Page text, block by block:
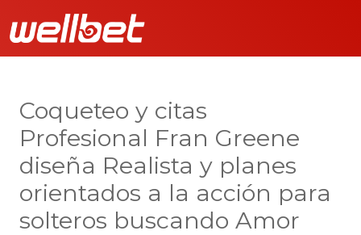
Coqueteo y citas
Profesional Fran Greene
diseña Realista y planes
orientados a la acción para
solteros buscando Amor